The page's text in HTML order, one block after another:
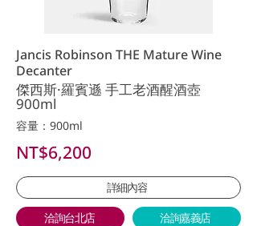
Jancis Robinson THE Mature Wine
Decanter
傑西斯·羅賓遜 手工老酒醒酒壺
900ml
容量：900ml
NT$6,200
詳細內容
洽詢台北店 洽詢嘉義店